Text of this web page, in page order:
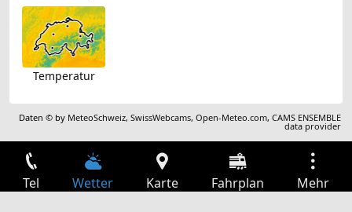
Temperatur
Daten © by MeteoSchweiz,SwissWebcams,Open-Meteo.com,CAMS ENSEMBLE
data provider
Tel Wetter Karte Fahrplan Mehr